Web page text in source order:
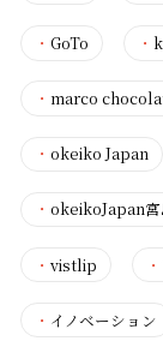
・ GoTo ・
・ marco
・ okeiko Japan
・ okeikoJapan宮
・ vistlip ・
・ イノベーション